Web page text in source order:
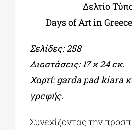
Δελτίο
Days of Art in
Σελίδες: 258
Διαστάσεις: 17x 24 εκ.
Χαρτί:garda padkiara
γραφής.
Συνεχίζοντας την